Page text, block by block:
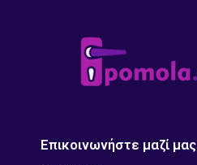
Επικοινωνήστε μαζί μας